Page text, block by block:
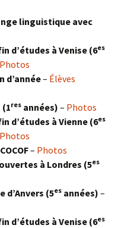
linguistique avec
d’études à Venise (6es
Photos
d’année– Élèves
res années) – Photos
d’études à Vienne (6es
Photos
– Photos
à Londres (5es
(5es années) –
d’études à Venise (6es